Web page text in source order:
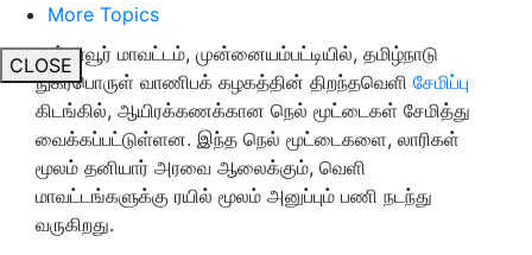
More Topics
CLOSE
தஞ்சாவூர் மாவட்டம், முன்னையம்பட்டியில், தமிழ்நாடு
நுகர்பொருள் வாணிபக் கழகத்தின் திறந்தவெளி சேமிப்பு
கிடங்கில், ஆயிரக்கணக்கான நெல் மூட்டைகள் சேமித்து
வைக்கப்பட்டுள்ளன. இந்த நெல் மூட்டைகளை, லாரிகள்
மூலம் தனியார் அரவை ஆலைக்கும், வெளி
மாவட்டங்களுக்கு ரயில் மூலம் அனுப்பும் பணி நடந்து
வருகிறது.